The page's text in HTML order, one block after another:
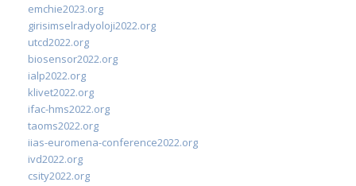
emchie2023.org
girisimselradyoloji2022.org
utcd2022.org
biosensor2022.org
ialp2022.org
klivet2022.org
ifac-hms2022.org
taoms2022.org
iias-euromena-conference2022.org
ivd2022.org
csity2022.org